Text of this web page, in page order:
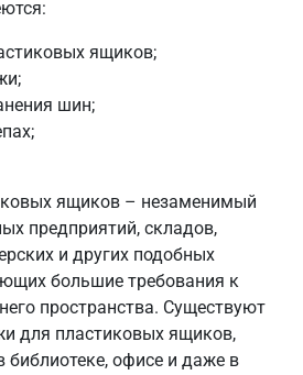
ящиков;
шин;
ящиков – незаменимый
предприятий, складов,
и других подобных
большие требования к
пространства. Существуют
для пластиковых ящиков,
библиотеке, офисе и даже в